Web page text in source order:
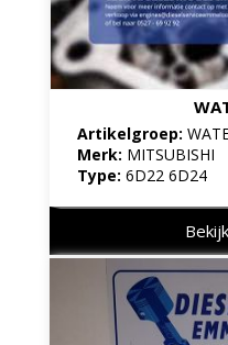
Artikelgroep:
Merk: MITSUBISHI
Type: 6D22 6D24